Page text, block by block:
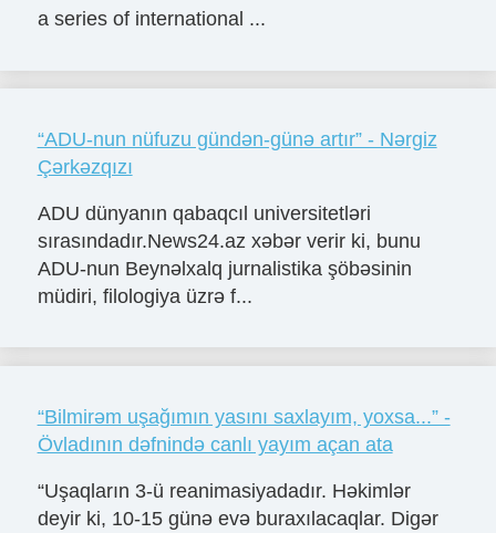
a series of international ...
“ADU-nun nüfuzu gündən-günə artır” - Nərgiz
Çərkəzqızı
ADU dünyanın qabaqcıl universitetləri
sırasındadır.News24.az xəbər verir ki, bunu
ADU-nun Beynəlxalq jurnalistika şöbəsinin
müdiri, filologiya üzrə f...
“Bilmirəm uşağımın yasını saxlayım, yoxsa...” -
Övladının dəfnində canlı yayım açan ata
“Uşaqların 3-ü reanimasiyadadır. Həkimlər
deyir ki, 10-15 günə evə buraxılacaqlar. Digər